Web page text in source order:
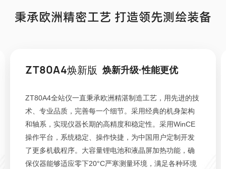
秉承欧洲精密工艺 打造领先测绘装备
ZT80A4焕新版 焕新升级·性能更优
ZT80A4全站仪一直秉承欧洲精湛制造工艺，用先进的技
术、专业品质，完善每一个细节。采用经典的机身架构
和轴系，实现仪器长期的高精度和稳定性。采用WinCE
操作平台，系统稳定、操作快捷，为中国用户定制开发
了更多机载程序。大容量锂电池和液晶屏加热功能，确
保仪器能够适应零下20°C严寒测量环境，满足各种环境